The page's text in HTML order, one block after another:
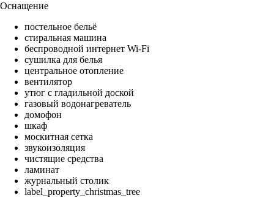
Оснащение
постельное бельё
стиральная машина
беспроводной интернет Wi-Fi
сушилка для белья
центральное отопление
вентилятор
утюг с гладильной доской
газовый водонагреватель
домофон
шкаф
москитная сетка
звукоизоляция
чистящие средства
ламинат
журнальный столик
label_property_christmas_tree